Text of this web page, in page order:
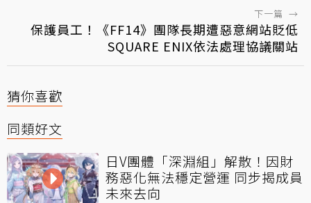
下一篇 →
保護員工！《FF14》團隊長期遭惡意網站貶低
SQUARE ENIX依法處理協議關站
猜你喜歡
同類好文
日V團體「深淵組」解散！因財
務惡化無法穩定營運 同步揭成員
未來去向